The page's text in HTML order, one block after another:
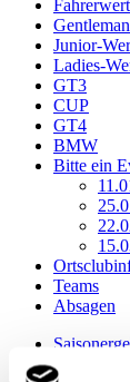
Junior-
Ladies-
GT3
CUP
GT4
BMW
Bitte ein
Teams
Absagen